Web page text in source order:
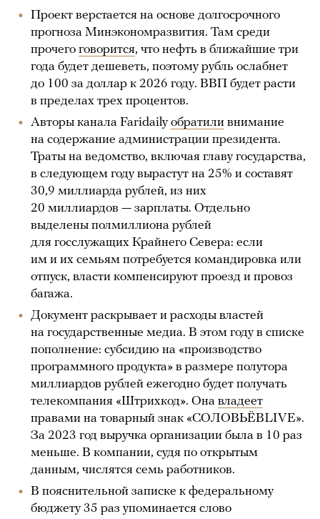
Проект верстается на основе долгосрочного
прогноза Минэкономразвития. Там среди
прочего говорится, что нефть в ближайшие три
года будет дешеветь, поэтому рубль ослабнет
до 100 за доллар к 2026 году. ВВП будет расти
в пределах трех процентов.
Авторы канала Faridailyобратили внимание
на содержание администрации президента.
Траты на ведомство, включая главу государства,
в следующем году вырастут на 25% и составят
30,9 миллиарда рублей, из них
20 миллиардов — зарплаты. Отдельно
выделены полмиллиона рублей
для госслужащих Крайнего Севера: если
им и их семьям потребуется командировка или
отпуск, власти компенсируют проезд и провоз
багажа.
Документ раскрывает и расходы властей
на государственные медиа. В этом году в списке
пополнение: субсидию на «производство
программного продукта» в размере полутора
миллиардов рублей ежегодно будет получать
телекомпания «Штрихкод». Она владеет
правами на товарный знак «СОЛОВЬЁВLIVE».
За 2023 год выручка организации была в 10 раз
меньше. В компании, судя по открытым
данным, числятся семь работников.
В пояснительной записке к федеральному
бюджету 35 раз упоминается слово